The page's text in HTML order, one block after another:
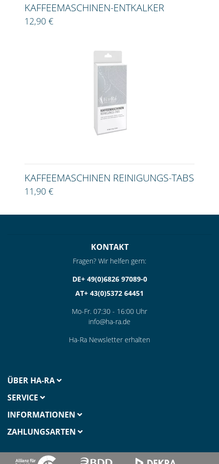
KAFFEEMASCHINEN-ENTKALKER
12,90 €
KAFFEEMASCHINEN REINIGUNGS-TABS
11,90 €
KONTAKT
Fragen? Wir helfen gern:
DE+ 49(0)6826 97089-0
AT+ 43(0)5372 64451
Mo-Fr. 07:30 - 16:00 Uhr
info@ha-ra.de
Ha-Ra Newsletter erhalten
ÜBER HA-RA
SERVICE
INFORMATIONEN
ZAHLUNGSARTEN